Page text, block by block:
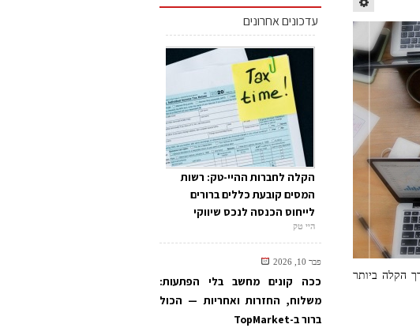
הקלה ביותר
עדכונים אחרונים
הקלה לחברות ההיי-טק: רשות
המסים קובעת כללים ברורים
לייחוס הכנסה לנכס שיווקי
היי טק
פבר 10, 2026
ככה קונים מחשב בלי הפתעות:
משלוח, החזרות ואחריות — הכול
ברור ב-TopMarket